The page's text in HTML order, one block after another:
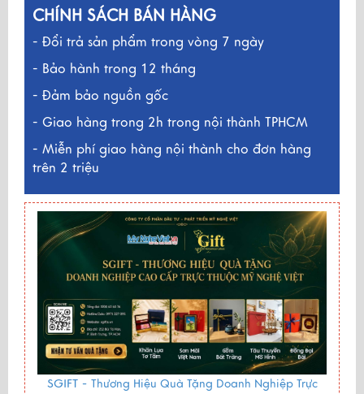
CHÍNH SÁCH BÁN HÀNG
- Đổi trả sản phẩm trong vòng 7 ngày
- Bảo hành trong 12 tháng
- Đảm bảo nguồn gốc
- Giao hàng trong 2h trong nội thành TPHCM
- Miễn phí giao hàng nội thành cho đơn hàng
trên 2 triệu
SGIFT - Thương Hiệu Quà Tặng Doanh Nghiệp Trực